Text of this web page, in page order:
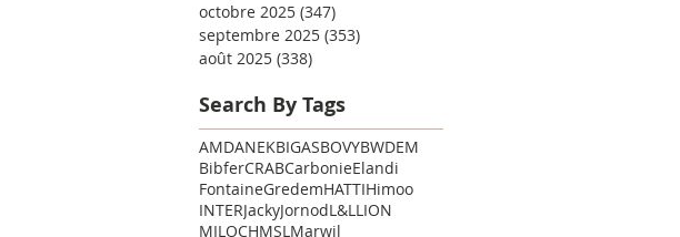
octobre 2025 (347)
septembre 2025 (353)
août 2025 (338)
Search By Tags
AMDANEKBIGASBOVYBWDEM
BibferCRABCarbonieElandi
FontaineGredemHATTIHimoo
INTERJackyJornodL&LLION
MILOCHMSLMarwil